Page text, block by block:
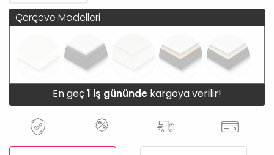
Çerçeve Modelleri
En geç1 iş gününde kargoya verilir!